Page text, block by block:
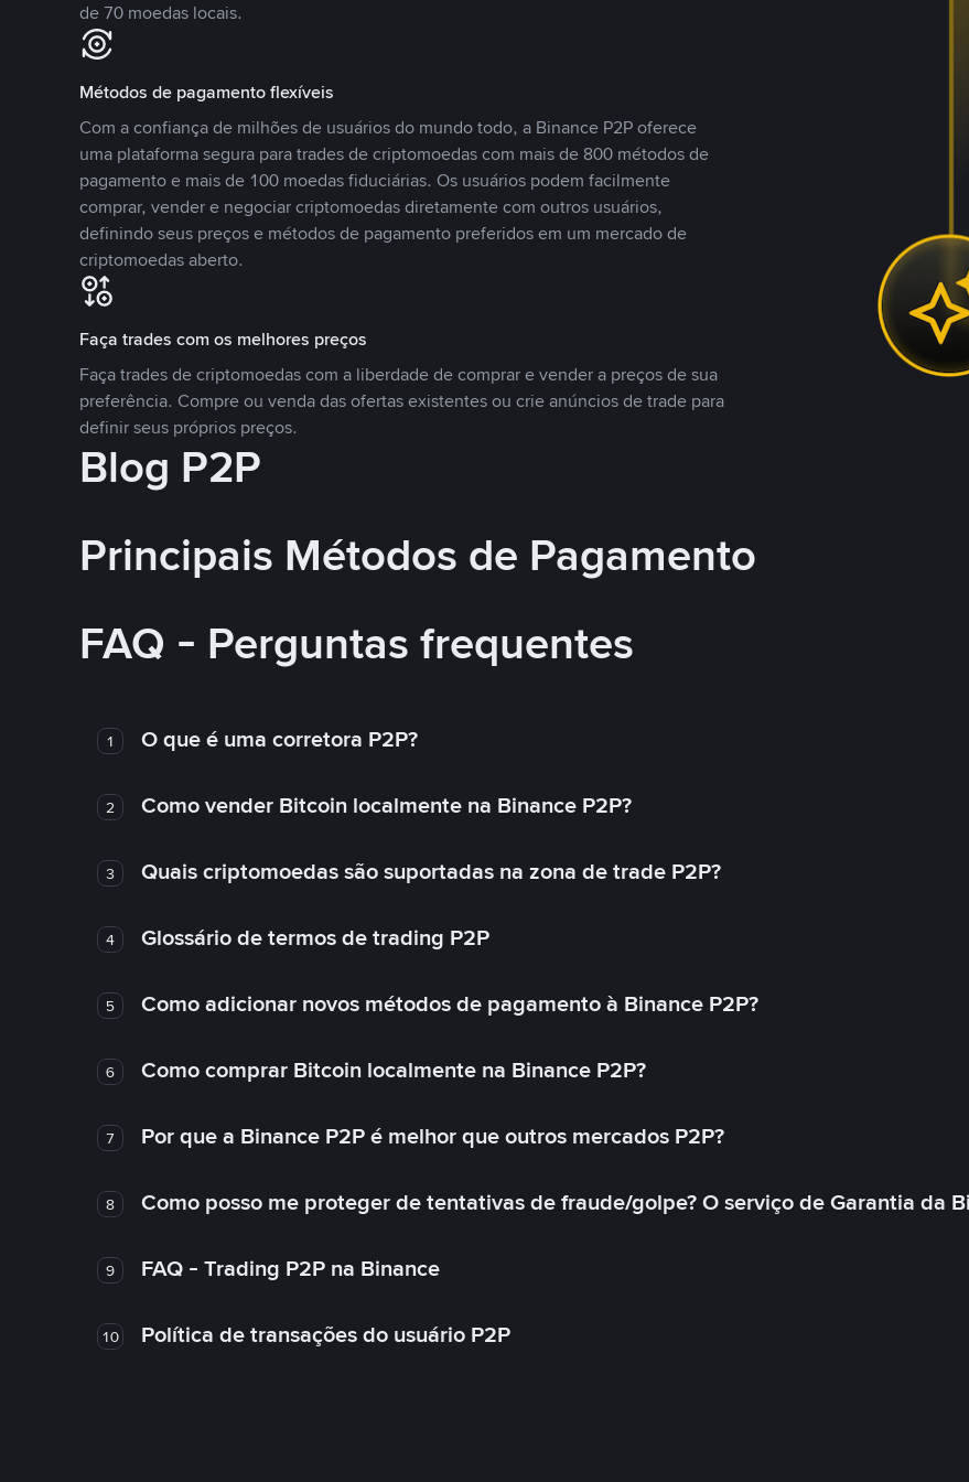
de 70 moedas locais.
Métodos de pagamento flexíveis
Com a confiança de milhões de usuários do mundo todo, a Binance P2P oferece
uma plataforma segura para trades de criptomoedas com mais de 800 métodos de
pagamento e mais de 100 moedas fiduciárias. Os usuários podem facilmente
comprar, vender e negociar criptomoedas diretamente com outros usuários,
definindo seus preços e métodos de pagamento preferidos em um mercado de
criptomoedas aberto.
Faça trades com os melhores preços
Faça trades de criptomoedas com a liberdade de comprar e vender a preços de sua
preferência. Compre ou venda das ofertas existentes ou crie anúncios de trade para
definir seus próprios preços.
Blog P2P
Principais Métodos de Pagamento
FAQ - Perguntas frequentes
1 O que é uma corretora P2P?
2 Como vender Bitcoin localmente na Binance P2P?
3 Quais criptomoedas são suportadas na zona de trade P2P?
4 Glossário de termos de trading P2P
5 Como adicionar novos métodos de pagamento à Binance P2P?
6 Como comprar Bitcoin localmente na Binance P2P?
7 Por que a Binance P2P é melhor que outros mercados P2P?
8 Como posso me proteger de tentativas de fraude/golpe? O serviço de Garantia da
9 FAQ - Trading P2P na Binance
10 Política de transações do usuário P2P